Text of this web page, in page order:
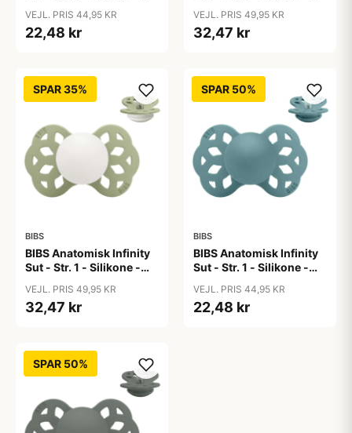
VEJL. PRIS 44,95 KR
22,48 kr
VEJL. PRIS 49,95 KR
32,47 kr
SPAR 35%
BIBS
BIBS Anatomisk Infinity
Sut - Str. 1 - Silikone -
VEJL. PRIS 49,95 KR
32,47 kr
SPAR 50%
BIBS
BIBS Anatomisk Infinity
Sut - Str. 1 - Silikone -
VEJL. PRIS 44,95 KR
22,48 kr
SPAR 50%